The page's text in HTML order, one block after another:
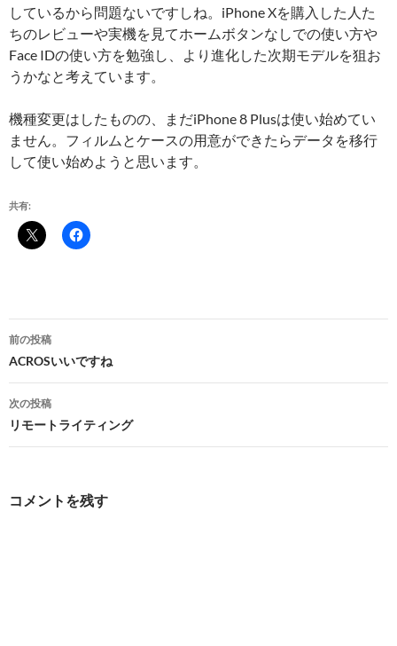
しているから問題ないですしね。iPhone Xを購入した人た
ちのレビューや実機を見てホームボタンなしでの使い方や
Face IDの使い方を勉強し、より進化した次期モデルを狙お
うかなと考えています。
機種変更はしたものの、まだiPhone 8 Plusは使い始めてい
ません。フィルムとケースの用意ができたらデータを移行
して使い始めようと思います。
共有:
投
稿
ナ
ビ
ゲ
前の投稿
ACROSいいですね
次の投稿
リモートライティング
コメントを残す